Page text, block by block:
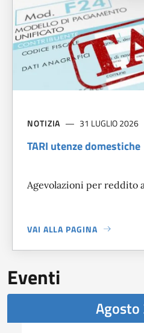
NOTIZIA 31 LUGLIO 2026
TARI utenze domestiche
Agevolazioni per reddito
VAI ALLA PAGINA
A PROPOSITO DITARI
Eventi
Agosto